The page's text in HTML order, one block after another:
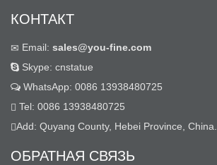
КОНТАКТ
Email: sales@you-fine.com
Skype: cnstatue
WhatsApp: 0086 13938480725
Tel: 0086 13938480725
Add: Quyang County, Hebei Province, China.
ОБРАТНАЯ СВЯЗЬ